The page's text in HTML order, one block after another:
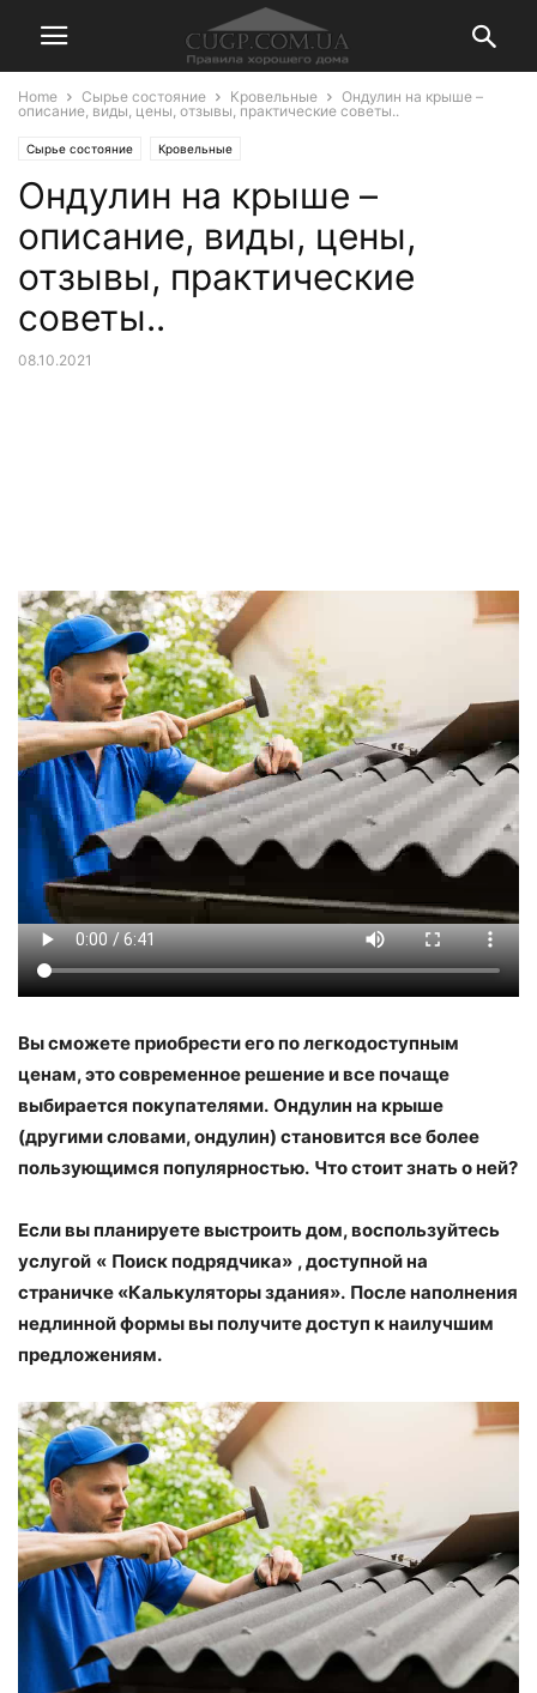
Home Сырье состояние Кровельные
Ондулин на крыше –
описание, виды, цены, отзывы, практические советы..
Сырье состояние Кровельные
Ондулин на крыше –
описание, виды, цены,
отзывы, практические
советы..
08.10.2021
Вы сможете приобрести его по легкодоступным
ценам, это современное решение и все почаще
выбирается покупателями. Ондулин на крыше
(другими словами, ондулин) становится все более
пользующимся популярностью. Что стоит знать о ней?
Если вы планируете выстроить дом, воспользуйтесь
услугой « Поиск подрядчика» , доступной на
страничке «Калькуляторы здания». После наполнения
недлинной формы вы получите доступ к наилучшим
предложениям.